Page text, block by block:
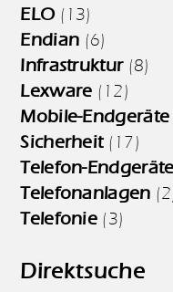
ELO (13)
Endian (6)
Infrastruktur(8)
Lexware (12)
Mobile-Endgeräte
Sicherheit(17)
Telefon-Endgeräte
Telefonanlagen
Telefonie (3)
Direktsuche